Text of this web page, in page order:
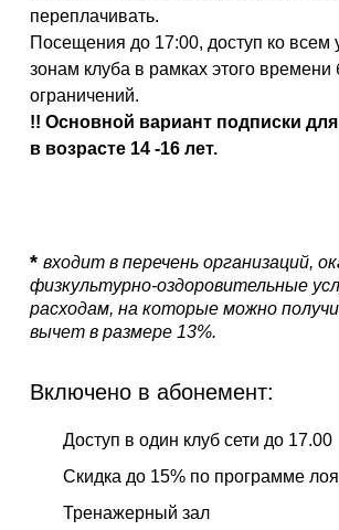
ТРЕНИРОВКИ
ЧЛЕНАМ КЛУБА
АКЦИИ
переплачивать.
Посещения до 17:00, доступ ко всем
зонам клуба в рамках этого времени
ограничений.
!! Основной вариант подписки
в возрасте 14 -16 лет.
* входит в перечень организаций,
физкультурно-оздоровительные
расходам, на которые можно
вычет в размере 13%.
Включено в абонемент:
Доступ в один клуб сети до 17.00
Скидка до 15% по программе
Тренажерный зал